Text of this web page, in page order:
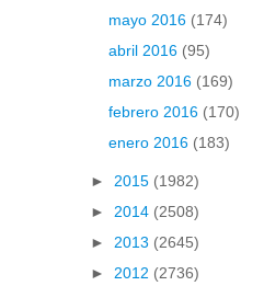
mayo 2016 (174)
abril 2016 (95)
marzo 2016 (169)
febrero 2016 (170)
enero 2016 (183)
► 2015 (1982)
► 2014 (2508)
► 2013 (2645)
► 2012 (2736)